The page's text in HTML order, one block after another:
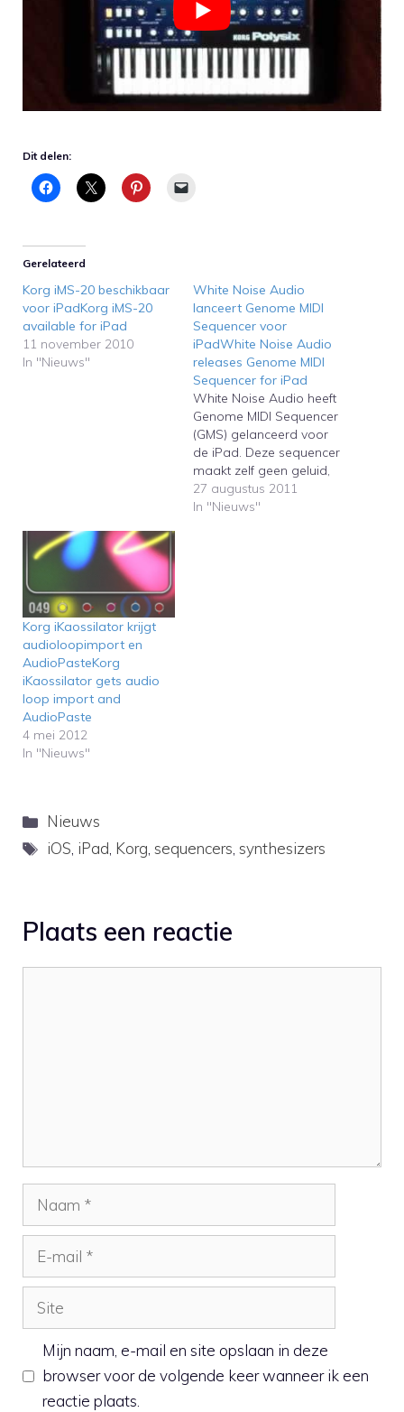
Dit delen:
Gerelateerd
Korg iMS-20 beschikbaar
voor iPadKorg iMS-20
available for iPad
11 november 2010
In "Nieuws"
White Noise Audio
lanceert Genome MIDI
Sequencer voor
iPadWhite Noise Audio
releases Genome MIDI
Sequencer for iPad
White Noise Audio heeft
Genome MIDI Sequencer
(GMS) gelanceerd voor
de iPad. Deze sequencer
maakt zelf geen geluid,
maar kan andere
hardware als
27 augustus 2011
In "Nieuws"
Korg iKaossilator krijgt
audioloopimport en
AudioPasteKorg
iKaossilator gets audio
loop import and
AudioPaste
4 mei 2012
In "Nieuws"
Categorieën
Nieuws
Tags
iOS, iPad, Korg,sequencers,synthesizers
Plaats een reactie
Naam
mail
Site
Mijn naam, e-mail en site opslaan in deze
browser voor de volgende keer wanneer ik een
reactie plaats.